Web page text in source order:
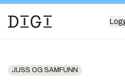
JUSS OG SAMFUNN